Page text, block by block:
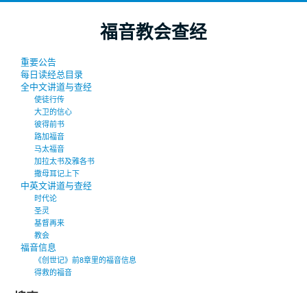
福音教会查经
重要公告
每日读经总目录
全中文讲道与查经
使徒行传
大卫的信心
彼得前书
路加福音
马太福音
加拉太书及雅各书
撒母耳记上下
中英文讲道与查经
时代论
圣灵
基督再来
教会
福音信息
《创世记》前8章里的福音信息
得救的福音